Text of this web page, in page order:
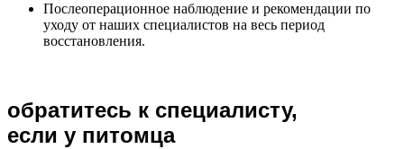
Послеоперационное наблюдение и рекомендации по
уходу от наших специалистов на весь период
восстановления.
обратитесь к специалисту,
если у питомца